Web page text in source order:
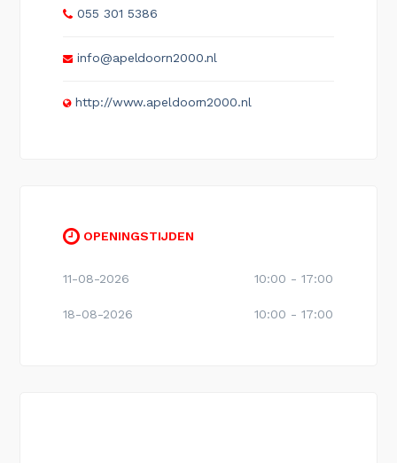
055 301 5386
info@apeldoorn2000.nl
http://www.apeldoorn2000.nl
OPENINGSTIJDEN
11-08-2026 10:00 - 17:00
18-08-2026 10:00 - 17:00